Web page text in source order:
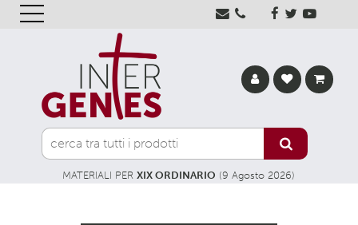
MATERIALI PERXIX ORDINARIO (9 Agosto 2026)